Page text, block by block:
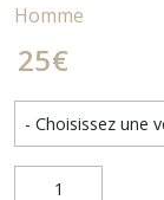
Homme
25€